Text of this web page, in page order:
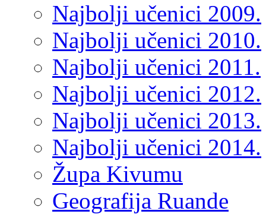
Najbolji učenici 2009.
Najbolji učenici 2010.
Najbolji učenici 2011.
Najbolji učenici 2012.
Najbolji učenici 2013.
Najbolji učenici 2014.
Župa Kivumu
Geografija Ruande